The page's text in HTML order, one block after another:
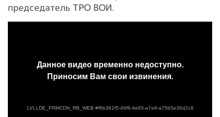
председатель ТРО ВОИ.